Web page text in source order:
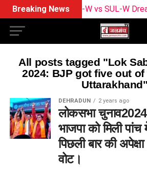
Breaking NewsBPH-W vs SUL-W
All posts tagged "Lok
2024: BJP got five out
Uttarakhand"
DEHRADUN 2 years ago
लोकसभा
भाजपा को मिली
पिछली बार की
वोट।